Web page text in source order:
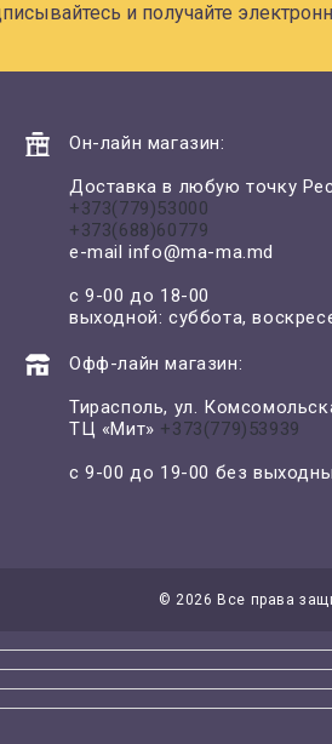
и получайте
Он-лайн магазин:
Доставка в любую точку
+373(779)53000
+373(688)60779
e-mailinfo@ma-ma.md
с 9-00 до 18-00
выходной: суббота,
Офф-лайн магазин:
Тирасполь, ул.
ТЦ «Мит» +373(779)53939
с 9-00 до 19-00 без
© 2026 Все права